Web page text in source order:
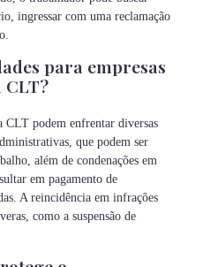
ingressar com uma reclamação
para empresas
CLT?
CLT podem enfrentar diversas
que podem ser
além de condenações em
em pagamento de
A reincidência em infrações
como a suspensão de